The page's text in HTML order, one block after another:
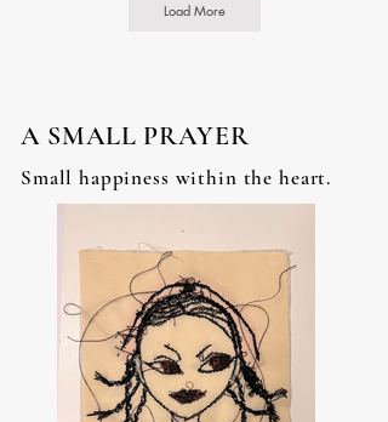
Load More
A SMALL PRAYER
Small happiness within the heart.